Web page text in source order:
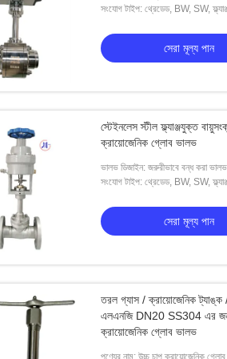
ডিএন 40 ক্রিওজেনিক গ্লোব ভালভ স্টেইনলেস
সংযোগ টাইপ: থ্রেডেড, BW, SW,
সেরা মূল্য পান
স্টেইনলেস স্টীল ফ্ল্যাঞ্জযুক্ত
ক্রায়োজেনিক গ্লোব ভালভ
ভালভ ডিজাইন: জরুরীভাবে বন্ধ করা ভালভ
সংযোগ টাইপ: থ্রেডেড, BW, SW,
সেরা মূল্য পান
তরল গ্যাস / ক্রায়োজেনিক
এলএনজি DN20 SS304 এর
ক্রায়োজেনিক গ্লোব ভালভ
পণ্যের নাম: উচ্চ চাপ ক্রায়োজেনিক